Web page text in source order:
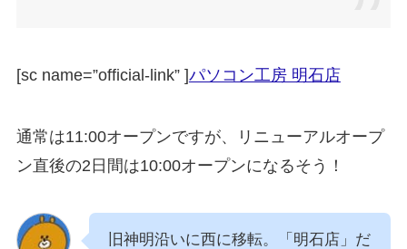
[sc name=”official-link” ]パソコン工房 明石店
通常は11:00オープンですが、リニューアルオープ
ン直後の2日間は10:00オープンになるそう！
旧神明沿いに西に移転。「明石店」だ